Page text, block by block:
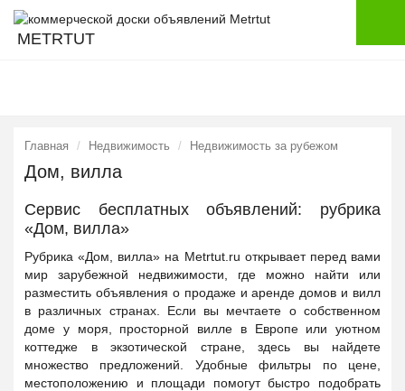
METRTUT
Главная Недвижимость Недвижимость за рубежом
Дом, вилла
Сервис бесплатных объявлений: рубрика
«Дом, вилла»
Рубрика «Дом, вилла» на Metrtut.ru открывает перед вами
мир зарубежной недвижимости, где можно найти или
разместить объявления о продаже и аренде домов и вилл
в различных странах. Если вы мечтаете о собственном
доме у моря, просторной вилле в Европе или уютном
коттедже в экзотической стране, здесь вы найдете
множество предложений. Удобные фильтры по цене,
местоположению и площади помогут быстро подобрать